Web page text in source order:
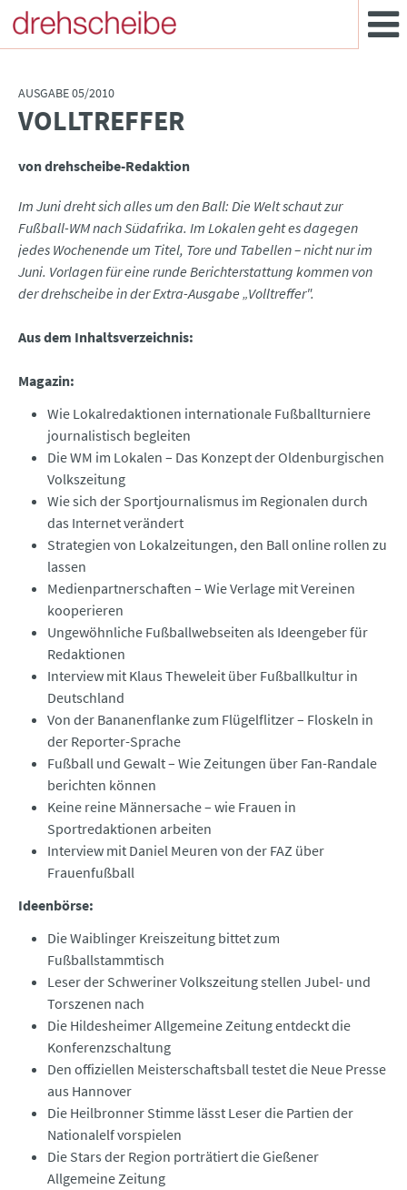
AUSGABE 05/2010
:VOLLTREFFER
von drehscheibe-Redaktion
Im Juni dreht sich alles um den Ball: Die Welt schaut zur
Fußball-WM nach Südafrika. Im Lokalen geht es dagegen
jedes Wochenende um Titel, Tore und Tabellen – nicht nur im
Juni. Vorlagen für eine runde Berichterstattung kommen von
der drehscheibe in der Extra-Ausgabe „Volltreffer".
Aus dem Inhaltsverzeichnis:
Magazin:
Wie Lokalredaktionen internationale Fußballturniere
journalistisch begleiten
Die WM im Lokalen – Das Konzept der Oldenburgischen
Volkszeitung
Wie sich der Sportjournalismus im Regionalen durch
das Internet verändert
Strategien von Lokalzeitungen, den Ball online rollen zu
lassen
Medienpartnerschaften – Wie Verlage mit Vereinen
kooperieren
Ungewöhnliche Fußballwebseiten als Ideengeber für
Redaktionen
Interview mit Klaus Theweleit über Fußballkultur in
Deutschland
Von der Bananenflanke zum Flügelflitzer – Floskeln in
der Reporter-Sprache
Fußball und Gewalt – Wie Zeitungen über Fan-Randale
berichten können
Keine reine Männersache – wie Frauen in
Sportredaktionen arbeiten
Interview mit Daniel Meuren von der FAZ über
Frauenfußball
Ideenbörse:
Die Waiblinger Kreiszeitung bittet zum
Fußballstammtisch
Leser der Schweriner Volkszeitung stellen Jubel- und
Torszenen nach
Die Hildesheimer Allgemeine Zeitung entdeckt die
Konferenzschaltung
Den offiziellen Meisterschaftsball testet die Neue Presse
aus Hannover
Die Heilbronner Stimme lässt Leser die Partien der
Nationalelf vorspielen
Die Stars der Region porträtiert die Gießener
Allgemeine Zeitung